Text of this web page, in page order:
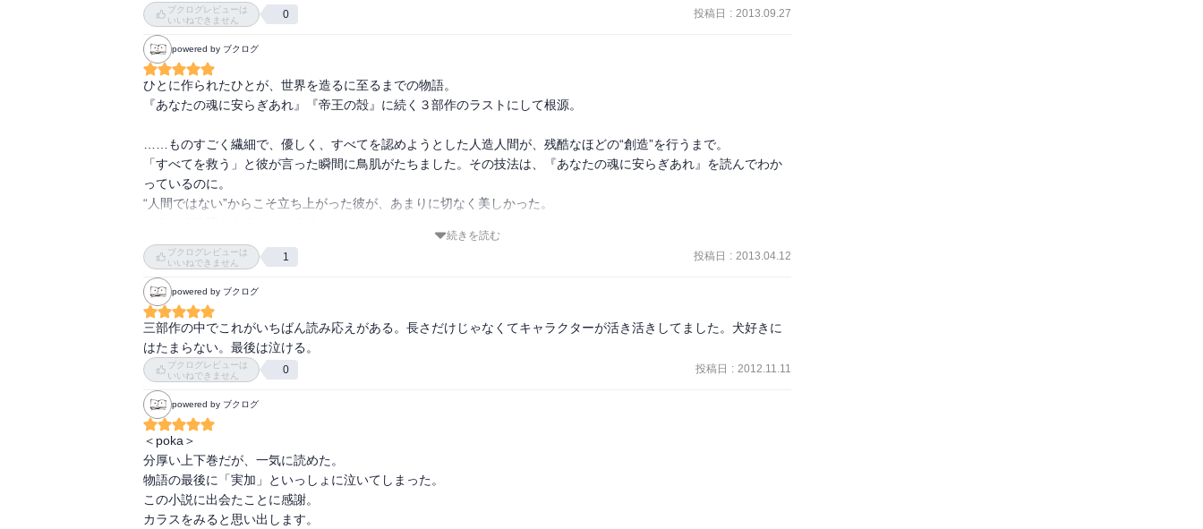
ブクログレビューは
いいねできません
0 投稿日 : 2013.09.27
powered by ブクログ
ひとに作られたひとが、世界を造るに至るまでの物語。
『あなたの魂に安らぎあれ』『帝王の殻』に続く３部作のラストにして根源。
……ものすごく繊細で、優しく、すべてを認めようとした人造人間が、残酷なほどの“創造”を行うまで。
「すべてを救う」と彼が言った瞬間に鳥肌がたちました。その技法は、『あなたの魂に安らぎあれ』を読んでわか
っているのに。
“人間ではない”からこそ立ち上がった彼が、あまりに切なく美しかった。
続きを読む
ブクログレビューは
いいねできません
1 投稿日 : 2013.04.12
powered by ブクログ
三部作の中でこれがいちばん読み応えがある。長さだけじゃなくてキャラクターが活き活きしてました。犬好きに
はたまらない。最後は泣ける。
ブクログレビューは
いいねできません
0 投稿日 : 2012.11.11
powered by ブクログ
＜poka＞
分厚い上下巻だが、一気に読めた。
物語の最後に「実加」といっしょに泣いてしまった。
この小説に出会たことに感謝。
カラスをみると思い出します。